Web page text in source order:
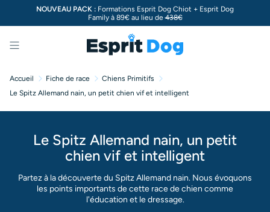
NOUVEAU PACK : Formations Esprit Dog Chiot + Esprit Dog
Family à 89€ au lieu de438€
Menu
Accueil Fiche de race
Chiens Primitifs
Le Spitz Allemand nain, un petit chien vif et intelligent
Le Spitz Allemand nain, un petit
chien vif et intelligent
Partez à la découverte du Spitz Allemand nain. Nous évoquons
les points importants de cette race de chien comme
l'éducation et le dressage.